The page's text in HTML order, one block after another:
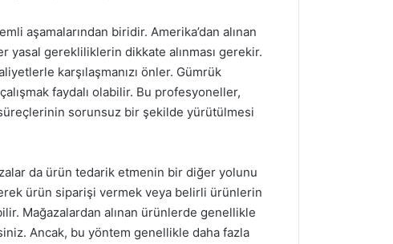
aşamalarından biridir. Amerika’dan alınan
gerekliliklerin dikkate alınması gerekir.
karşılaşmanızı önler. Gümrük
faydalı olabilir. Bu profesyoneller,
sorunsuz bir şekilde yürütülmesi
da ürün tedarik etmenin bir diğer yolunu
ürün siparişi vermek veya belirli ürünlerin
Mağazalardan alınan ürünlerde genellikle
Ancak, bu yöntem genellikle daha fazla